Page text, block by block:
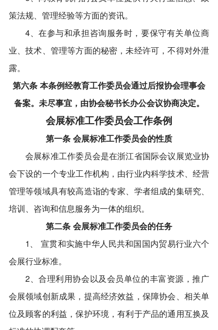
策法规、管理经验等方面的资讯。
4、在参与和承担咨询服务时，要保守有关单位商
业、技术、管理等方面的秘密，未经许可，不得对外泄
露。
第六条 本条例经教育工作委员会通过后报协会理事会
备案。未尽事宜，由协会秘书长办公会议协商决定。
会展标准工作委员会工作条例
第一条 会展标准工作委员会的性质
会展标准工作委员会是在浙江省国际会议展览业协
会下设的一个专业工作机构，由行业内科学技术、经营
管理等领域具有较高造诣的专家、学者组成的集研究、
培训、咨询和信息服务为一体的组织。
第二条 会展标准工作委员会的任务
1、 宣贯和实施中华人民共和国国内贸易行业六个
会展行业标准。
2、合理利用协会以及会员单位的丰富资源，推广
会展领域创新成果，提高经济效益，保障协会、相关单
位及顾客的利益，保护环境，有利于产品的通用互换及